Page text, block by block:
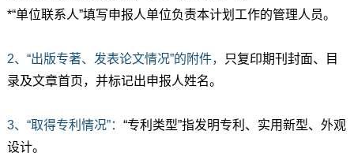
*“单位联系人”填写申报人单位负责本计划工作的管理人员。
2、“出版专著、发表论文情况”的附件，
只复印期刊封面、目
录及文章首页，并标记出申报人姓名。
3、“取得专利情况”： “专利类型”指发明专利、实用新型、外观
设计。